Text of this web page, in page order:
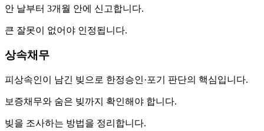
안 날부터 3개월 안에 신고합니다.
큰 잘못이 없어야 인정됩니다.
상속채무
피상속인이 남긴 빚으로 한정승인·포기 판단의 핵심입니다.
보증채무와 숨은 빚까지 확인해야 합니다.
빚을 조사하는 방법을 정리합니다.